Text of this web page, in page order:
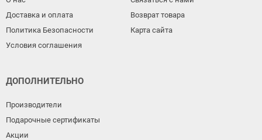
Доставка и оплата
Политика Безопасности
Условия соглашения
Возврат товара
Карта сайта
ДОПОЛНИТЕЛЬНО
Производители
Подарочные сертификаты
Акции